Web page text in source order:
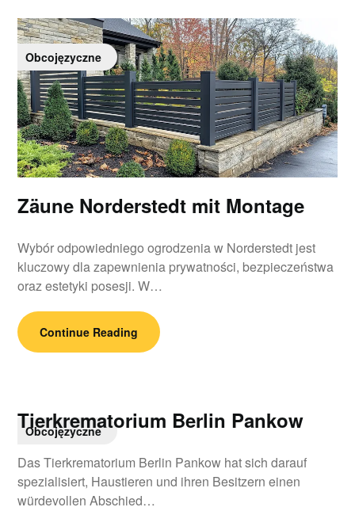
Obcojęzyczne
Zäune Norderstedt mit Montage
Wybór odpowiedniego ogrodzenia w Norderstedt jest
kluczowy dla zapewnienia prywatności, bezpieczeństwa
oraz estetyki posesji. W…
Continue Reading
Obcojęzyczne
Tierkrematorium Berlin Pankow
Das Tierkrematorium Berlin Pankow hat sich darauf
spezialisiert, Haustieren und ihren Besitzern einen
würdevollen Abschied…